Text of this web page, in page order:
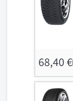
68,40 €